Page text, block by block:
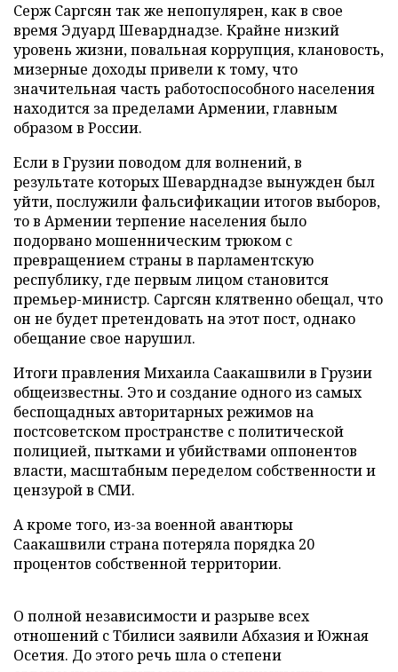
Серж Саргсян так же непопулярен, как в свое
время Эдуард Шеварднадзе. Крайне низкий
уровень жизни, повальная коррупция, клановость,
мизерные доходы привели к тому, что
значительная часть работоспособного населения
находится за пределами Армении, главным
образом в России.
Если в Грузии поводом для волнений, в
результате которых Шеварднадзе вынужден был
уйти, послужили фальсификации итогов выборов,
то в Армении терпение населения было
подорвано мошенническим трюком с
превращением страны в парламентскую
республику, где первым лицом становится
премьер-министр. Саргсян клятвенно обещал, что
он не будет претендовать на этот пост, однако
обещание свое нарушил.
Итоги правления Михаила Саакашвили в Грузии
общеизвестны. Это и создание одного из самых
беспощадных авторитарных режимов на
постсоветском пространстве с политической
полицией, пытками и убийствами оппонентов
власти, масштабным переделом собственности и
цензурой в СМИ.
А кроме того, из-за военной авантюры
Саакашвили страна потеряла порядка 20
процентов собственной территории.
О полной независимости и разрыве всех
отношений с Тбилиси заявили Абхазия и Южная
Осетия. До этого речь шла о степени